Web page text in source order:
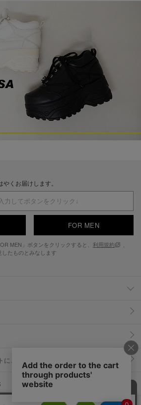
くお届けします。
FOR MEN
MEN」ボタンをクリックすると、 利用規約
したものとみなします
ご注意ください